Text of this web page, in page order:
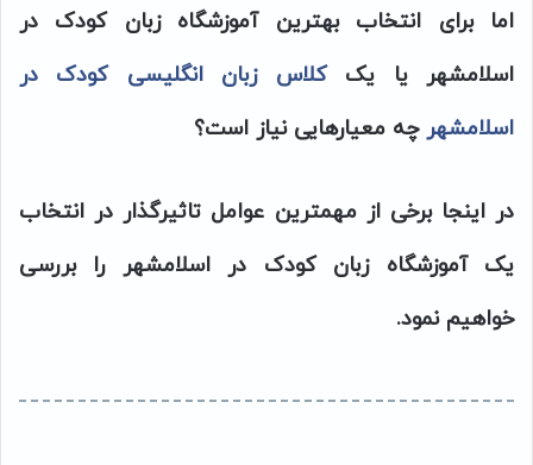
اما برای انتخاب بهترین آموزشگاه زبان کودک در
اسلامشهر یا یککلاس زبان انگلیسی کودک در
اسلامشهرچه معیارهایی نیاز است؟
در اینجا برخی از مهمترین عوامل تاثیرگذار در انتخاب
یک آموزشگاه زبان کودک در اسلامشهر را بررسی
خواهیم نمود.